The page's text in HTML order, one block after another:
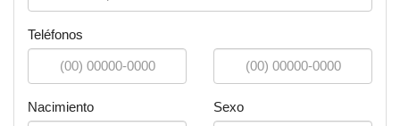
Teléfonos
Nacimiento Sexo